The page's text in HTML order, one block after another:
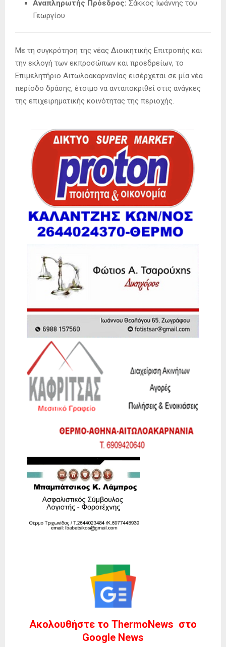
Αναπληρωτής Πρόεδρος: Σάκκος Ιωάννης του
Γεωργίου
Με τη συγκρότηση της νέας Διοικητικής Επιτροπής και
την εκλογή των εκπροσώπων και προεδρείων, το
Επιμελητήριο Αιτωλοακαρνανίας εισέρχεται σε μία νέα
περίοδο δράσης, έτοιμο να ανταποκριθεί στις ανάγκες
της επιχειρηματικής κοινότητας της περιοχής.
Ακολουθήστε το ThermoNews στο
Google News